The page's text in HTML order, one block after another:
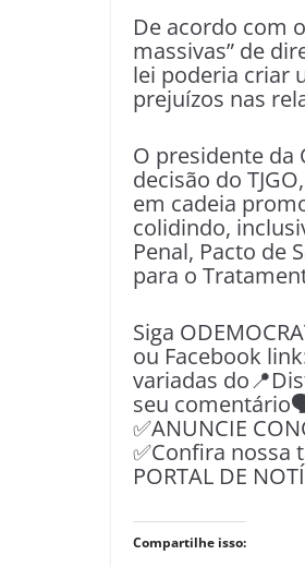
De acordo com
massivas” de
lei poderia criar
prejuízos nas
O presidente da
decisão do
em cadeia
colidindo,
Penal, Pacto de
para o
Siga
ou Facebook
variadas
seu
✅ANUNCIE
✅Confira nossa
PORTAL DE
Compartilhe isso: